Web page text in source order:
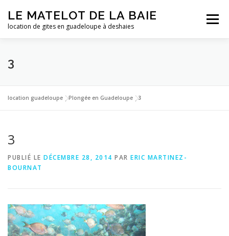
contenu
LE MATELOT DE LA BAIE
location de gites en guadeloupe à deshaies
Menu
LA GUADELOUPE TARIFS CONTACT
3
location guadeloupe |Plongée en Guadeloupe |3
3
PUBLIÉ LE DÉCEMBRE 28, 2014 PAR ERIC MARTINEZ-
BOURNAT